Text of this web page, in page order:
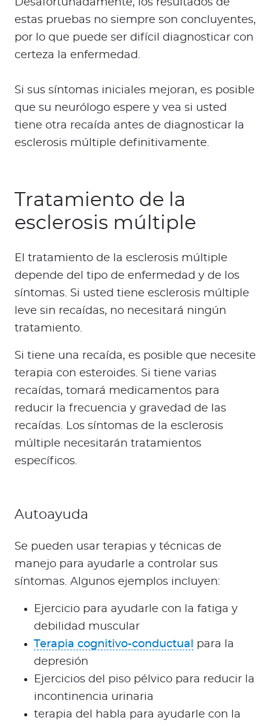
Desafortunadamente, los resultados de
estas pruebas no siempre son concluyentes,
por lo que puede ser difícil diagnosticar con
certeza la enfermedad.
Si sus síntomas iniciales mejoran, es posible
que su neurólogo espere y vea si usted
tiene otra recaída antes de diagnosticar la
esclerosis múltiple definitivamente.
Tratamiento de la
esclerosis múltiple
El tratamiento de la esclerosis múltiple
depende del tipo de enfermedad y de los
síntomas. Si usted tiene esclerosis múltiple
leve sin recaídas, no necesitará ningún
tratamiento.
Si tiene una recaída, es posible que necesite
terapia con esteroides. Si tiene varias
recaídas, tomará medicamentos para
reducir la frecuencia y gravedad de las
recaídas. Los síntomas de la esclerosis
múltiple necesitarán tratamientos
específicos.
Autoayuda
Se pueden usar terapias y técnicas de
manejo para ayudarle a controlar sus
síntomas. Algunos ejemplos incluyen:
Ejercicio para ayudarle con la fatiga y
debilidad muscular
Terapia cognitivo-conductual
para la
depresión
Ejercicios del piso pélvico para reducir la
incontinencia urinaria
terapia del habla para ayudarle con la